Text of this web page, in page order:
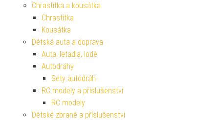
Chrastítka a kousátka
Chrastítka
Kousátka
Dětská auta a doprava
Auta, letadla, lodě
Autodráhy
Sety autodráh
RC modely a příslušenství
RC modely
Dětské zbraně a příslušenství